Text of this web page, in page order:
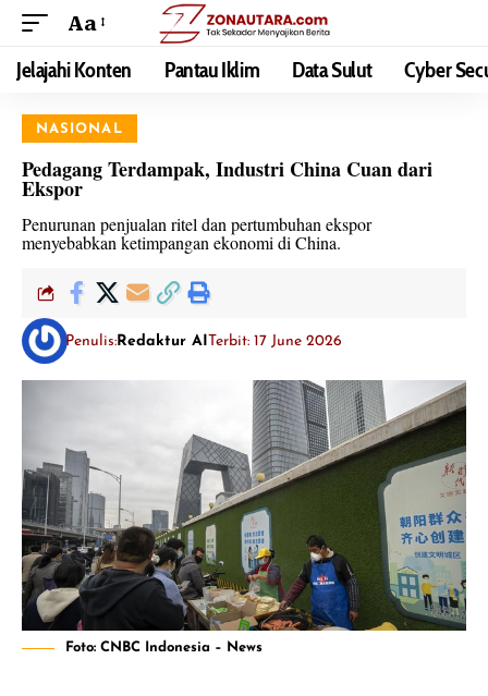
Aa
Jelajahi Konten Pantau Iklim Data Sulut Cyber
NASIONAL
Pedagang Terdampak, Industri China Cuan dari
Ekspor
Penurunan penjualan ritel dan pertumbuhan ekspor
menyebabkan ketimpangan ekonomi di China.
Penulis: Redaktur AITerbit: 17 June 2026
Foto: CNBC Indonesia – News